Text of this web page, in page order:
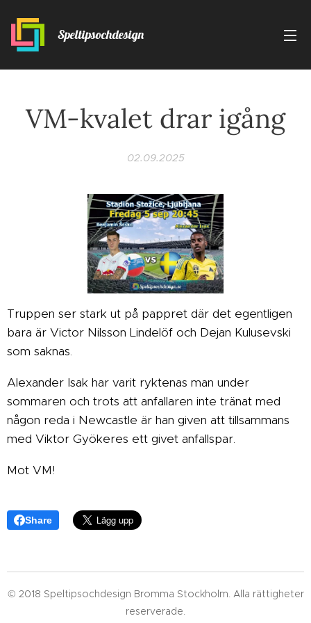
Speltipsochdesign
VM-kvalet drar igång
02.09.2025
Truppen ser stark ut på pappret där det egentligen
bara är Victor Nilsson Lindelöf och Dejan Kulusevski
som saknas.
Alexander Isak har varit ryktenas man under
sommaren och trots att anfallaren inte tränat med
någon reda i Newcastle är han given att tillsammans
med Viktor Gyökeres ett givet anfallspar.
Mot VM!
Share
© 2018 Speltipsochdesign Bromma Stockholm. Alla rättigheter
reserverade.